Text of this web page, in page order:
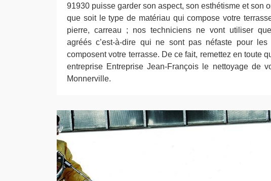
91930 puisse garder son aspect, son esthétisme et son
que soit le type de matériau qui compose votre
pierre, carreau ; nos techniciens ne vont utiliser
agréés c’est-à-dire qui ne sont pas néfaste pour les
composent votre terrasse. De ce fait, remettez en toute
entreprise Entreprise Jean-François le nettoyage de
Monnerville.